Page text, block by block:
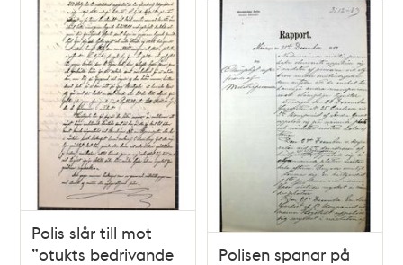
Polis slår till mot
”otukts bedrivande
Polisen spanar på